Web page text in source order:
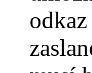
odkaz